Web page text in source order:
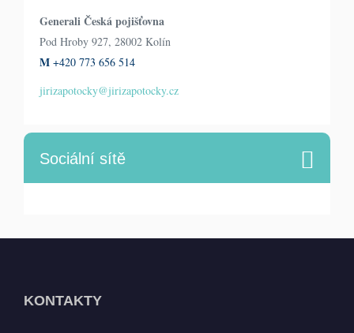
Generali Česká pojišťovna
Pod Hroby 927, 28002 Kolín
M +420 773 656 514
jirizapotocky@jirizapotocky.cz
Sociální sítě
KONTAKTY